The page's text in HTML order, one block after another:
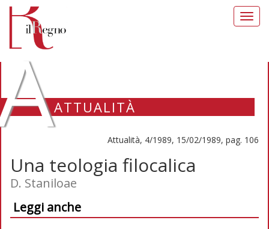
ATTUALITÀ
Attualità, 4/1989, 15/02/1989, pag. 106
Una teologia filocalica
D. Staniloae
Leggi anche